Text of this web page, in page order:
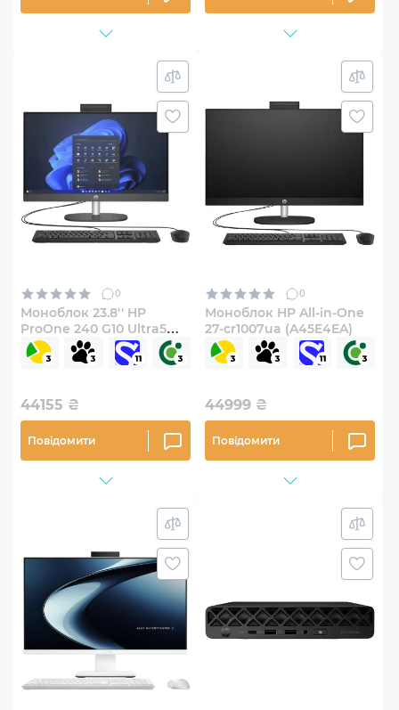
0
Моноблок 23.8'' HP
ProOne 240 G10 Ultra5
(D3MQ0ET)
44155 ₴
Повідомити
0
Моноблок HP All-in-One
27-cr1007ua (A45E4EA)
44999 ₴
Повідомити